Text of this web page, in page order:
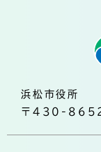
浜松市役所
〒430-8652